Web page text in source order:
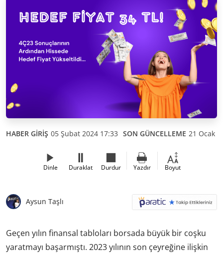
HABER GİRİŞ 05 Şubat 2024 17:33 SON GÜNCELLEME 21 Ocak
Dinle Duraklat Durdur Yazdır Boyut
Aysun Taşlı
Geçen yılın finansal tabloları borsada büyük bir coşku
yaratmayı başarmıştı. 2023 yılının son çeyreğine ilişkin